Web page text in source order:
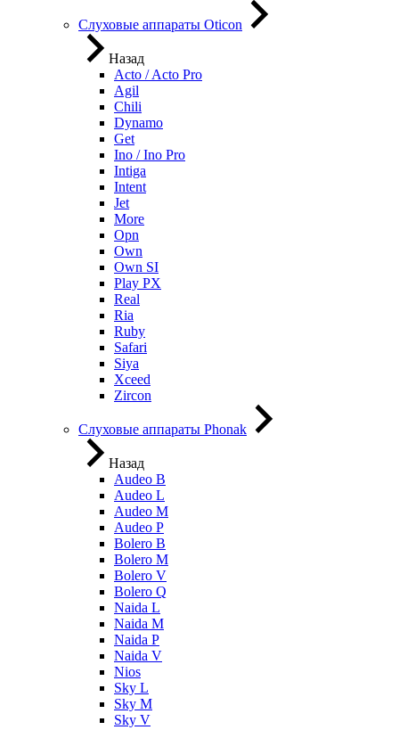
Слуховые аппараты Oticon
Назад
Acto / Acto Pro
Agil
Chili
Dynamo
Get
Ino / Ino Pro
Intiga
Intent
Jet
More
Opn
Own
Own SI
Play PX
Real
Ria
Ruby
Safari
Siya
Xceed
Zircon
Слуховые аппараты Phonak
Назад
Audeo B
Audeo L
Audeo М
Audeo P
Bolero B
Bolero M
Bolero V
Bolero Q
Naida L
Naida M
Naida P
Naida V
Nios
Sky L
Sky M
Sky V